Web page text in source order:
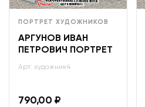
ПОРТРЕТ ХУДОЖНИКОВ
АРГУНОВ ИВАН
ПЕТРОВИЧ ПОРТРЕТ
Арт: художник4
790,00 ₽